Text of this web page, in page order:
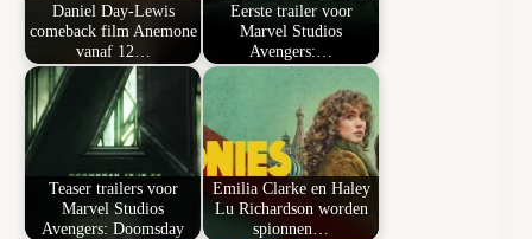
Daniel Day-Lewis
comeback film Anemone
vanaf 12…
Eerste trailer voor
Marvel Studios
Avengers:…
Teaser trailers voor
Marvel Studios
Avengers: Doomsday
Emilia Clarke en Haley
Lu Richardson worden
spionnen…